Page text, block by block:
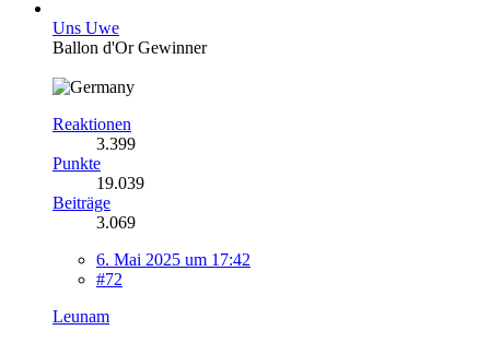
Uns Uwe
Ballon d'Or Gewinner
Reaktionen
3.399
Punkte
19.039
Beiträge
3.069
6. Mai 2025 um 17:42
#72
Leunam